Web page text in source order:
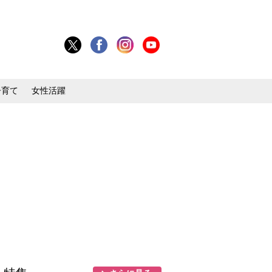
て 女性活躍